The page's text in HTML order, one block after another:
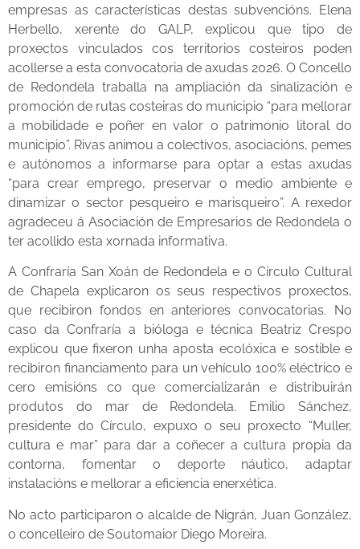
empresas as características destas subvencións. Elena
Herbello, xerente do GALP, explicou que tipo de
proxectos vinculados cos territorios costeiros poden
acollerse a esta convocatoria de axudas 2026. O Concello
de Redondela traballa na ampliación da sinalización e
promoción de rutas costeiras do municipio “para mellorar
a mobilidade e poñer en valor o patrimonio litoral do
municipio”. Rivas animou a colectivos, asociacións, pemes
e autónomos a informarse para optar a estas axudas
“para crear emprego, preservar o medio ambiente e
dinamizar o sector pesqueiro e marisqueiro”. A rexedor
agradeceu á Asociación de Empresarios de Redondela o
ter acollido esta xornada informativa.
A Confraría San Xoán de Redondela e o Círculo Cultural
de Chapela explicaron os seus respectivos proxectos,
que recibiron fondos en anteriores convocatorias. No
caso da Confraría a bióloga e técnica Beatriz Crespo
explicou que fixeron unha aposta ecolóxica e sostible e
recibiron financiamento para un vehículo 100% eléctrico e
cero emisións co que comercializarán e distribuirán
produtos do mar de Redondela. Emilio Sánchez,
presidente do Círculo, expuxo o seu proxecto “Muller,
cultura e mar” para dar a coñecer a cultura propia da
contorna, fomentar o deporte náutico, adaptar
instalacións e mellorar a eficiencia enerxética.
No acto participaron o alcalde de Nigrán, Juan González,
o concelleiro de Soutomaior Diego Moreira.